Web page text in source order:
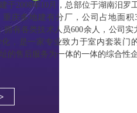
2008年10月，总部位于湖南汨罗
重庆多地建有分厂，公司占地面积
拥有各类技术人员600余人，公司实
，是一家专业致力于室内套装门
的售后服务为一体的一体的综合性企